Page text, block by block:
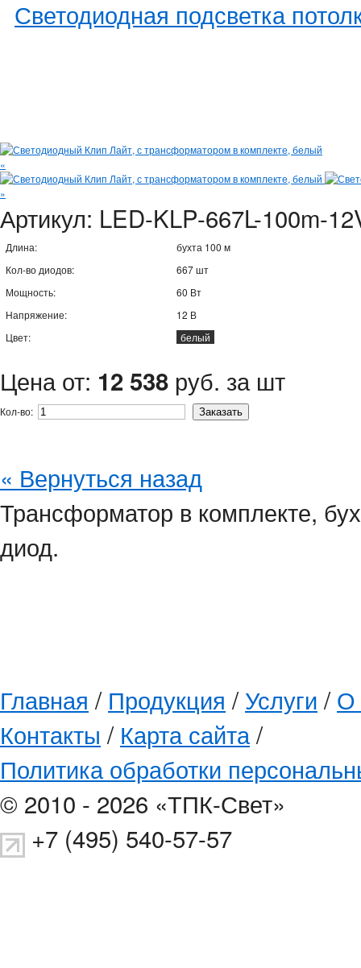
Светодиодная подсветка
«
»
Артикул: LED-KLP-667L-100m-
Длина:
бухта 100 м
Кол-во диодов:
667 шт
Мощность:
60 Вт
Напряжение:
12 В
Цвет:
белый
Цена от: 12 538 руб. за шт
Кол-во:
« Вернуться назад
Трансформатор в комплекте,
диод.
Главная / Продукция /Услуги /О
Контакты / Карта сайта/
Политика обработки
© 2010 - 2026 «ТПК-Свет»
+7 (495) 540-57-57